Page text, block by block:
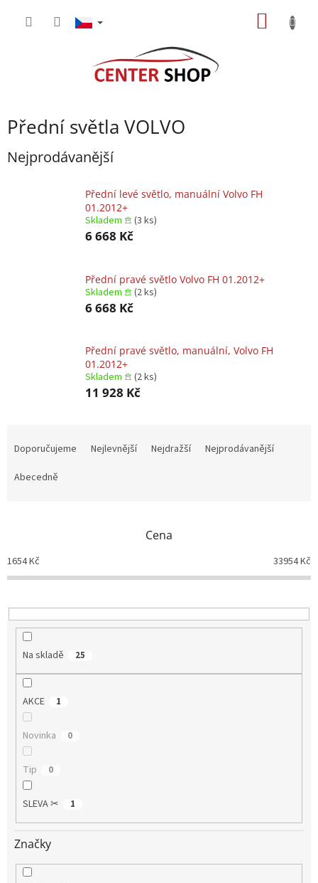
Přední světla VOLVO
Nejprodávanější
Přední levé světlo, manuální Volvo FH
01.2012+
Skladem 𖠿 (3 ks)
6 668 Kč
Přední pravé světlo Volvo FH 01.2012+
Skladem 𖠿 (2 ks)
6 668 Kč
Přední pravé světlo, manuální, Volvo FH
01.2012+
Skladem 𖠿 (2 ks)
11 928 Kč
o
d
k
t
Doporučujeme Nejlevnější Nejdražší
Nejprodávanější
Abecedně
Cena
1654Kč 33954Kč
Na skladě 25
AKCE 1
Novinka 0
Tip 0
SLEVA ✂ 1
Značky